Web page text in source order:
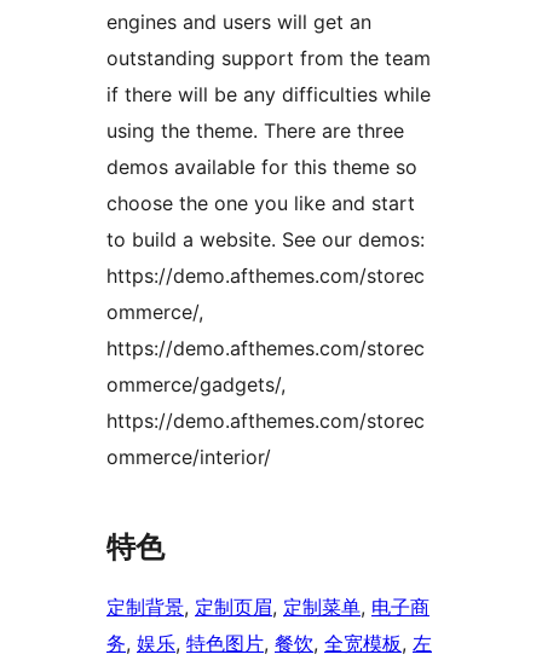
engines and users will get an
outstanding support from the team
if there will be any difficulties while
using the theme. There are three
demos available for this theme so
choose the one you like and start
to build a website. See our demos:
https://demo.afthemes.com/storec
ommerce/,
https://demo.afthemes.com/storec
ommerce/gadgets/,
https://demo.afthemes.com/storec
ommerce/interior/
特色
定制背景, 定制页眉, 定制菜单, 电子商
务, 娱乐, 特色图片, 餐饮, 全宽模板, 左